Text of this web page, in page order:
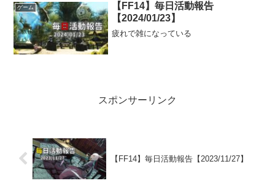
ゲーム
【FF14】毎日活動報告
【2024/01/23】
疲れで雑になっている
スポンサーリンク
【FF14】毎日活動報告【2023/11/27】